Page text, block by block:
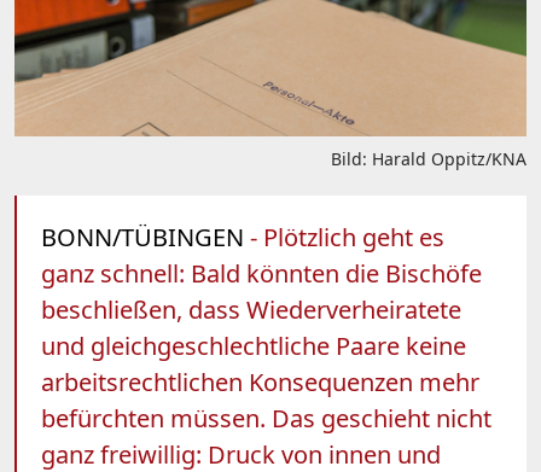
Bild: Harald Oppitz/KNA
BONN/TÜBINGEN - Plötzlich geht es
ganz schnell: Bald könnten die Bischöfe
beschließen, dass Wiederverheiratete
und gleichgeschlechtliche Paare keine
arbeitsrechtlichen Konsequenzen mehr
befürchten müssen. Das geschieht nicht
ganz freiwillig: Druck von innen und